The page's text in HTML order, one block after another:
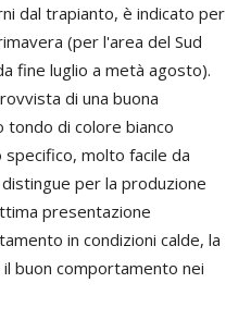
dal trapianto, è indicato per
(per l'area del Sud
fine luglio a metà agosto).
di una buona
di colore bianco
molto facile da
per la produzione
presentazione
in condizioni calde, la
buon comportamento nei